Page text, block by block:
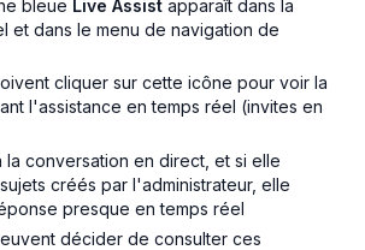
bleue Live Assist apparaît dans la
et dans le menu de navigation de
cliquer sur cette icône pour voir la
l'assistance en temps réel (invites en
la conversation en direct, et si elle
créés par l'administrateur, elle
presque en temps réel
décider de consulter ces